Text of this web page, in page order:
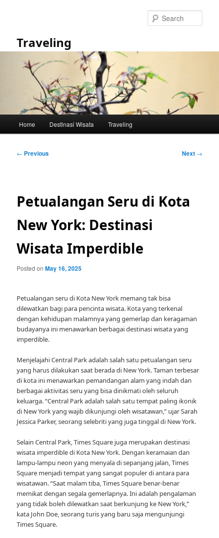
Traveling
Home Destinasi Wisata Traveling
Post
← Previous Next →
Petualangan Seru di Kota
New York: Destinasi
Wisata Imperdible
Posted onMay 16, 2025
Petualangan seru di Kota New York memang tak bisa
dilewatkan bagi para pencinta wisata. Kota yang terkenal
dengan kehidupan malamnya yang gemerlap dan keragaman
budayanya ini menawarkan berbagai destinasi wisata yang
imperdible.
Menjelajahi Central Park adalah salah satu petualangan seru
yang harus dilakukan saat berada di New York. Taman terbesar
di kota ini menawarkan pemandangan alam yang indah dan
berbagai aktivitas seru yang bisa dinikmati oleh seluruh
keluarga. “Central Park adalah salah satu tempat paling ikonik
di New York yang wajib dikunjungi oleh wisatawan,” ujar Sarah
Jessica Parker, seorang selebriti yang juga tinggal di New York.
Selain Central Park, Times Square juga merupakan destinasi
wisata imperdible di Kota New York. Dengan keramaian dan
lampu-lampu neon yang menyala di sepanjang jalan, Times
Square menjadi tempat yang sangat populer di antara para
wisatawan. “Saat malam tiba, Times Square benar-benar
memikat dengan segala gemerlapnya. Ini adalah pengalaman
yang tidak boleh dilewatkan saat berkunjung ke New York,”
kata John Doe, seorang turis yang baru saja mengunjungi
Times Square.